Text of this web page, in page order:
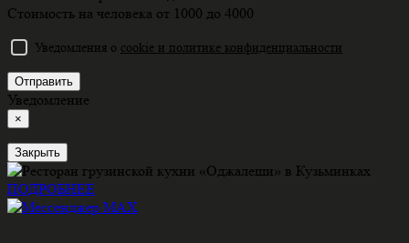
Стоимость на человека от 1000 до 4000
Уведомления о cookie и политике конфиденциальности
Отправить
Уведомление
×
Закрыть
ПОДРОБНЕЕ